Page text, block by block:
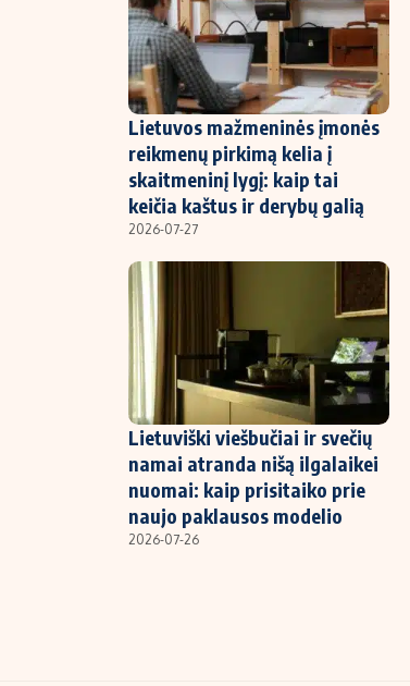
Lietuvos mažmeninės įmonės
reikmenų pirkimą kelia į
skaitmeninį lygį: kaip tai
keičia kaštus ir derybų galią
2026-07-27
Lietuviški viešbučiai ir svečių
namai atranda nišą ilgalaikei
nuomai: kaip prisitaiko prie
naujo paklausos modelio
2026-07-26